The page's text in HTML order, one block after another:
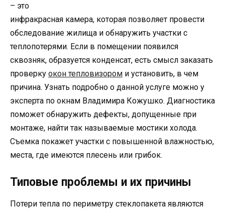
– это
инфракрасная камера, которая позволяет провести
обследование жилища и обнаружить участки с
теплопотерями. Если в помещении появился
сквозняк, образуется конденсат, есть смысл заказать
проверку окон тепловизором и установить, в чем
причина. Узнать подробно о данной услуге можно у
эксперта по окнам Владимира Кожушко. Диагностика
поможет обнаружить дефекты, допущенные при
монтаже, найти так называемые мостики холода.
Съемка покажет участки с повышенной влажностью,
места, где имеются плесень или грибок.
Типовые проблемы и их причины
Потери тепла по периметру стеклопакета являются